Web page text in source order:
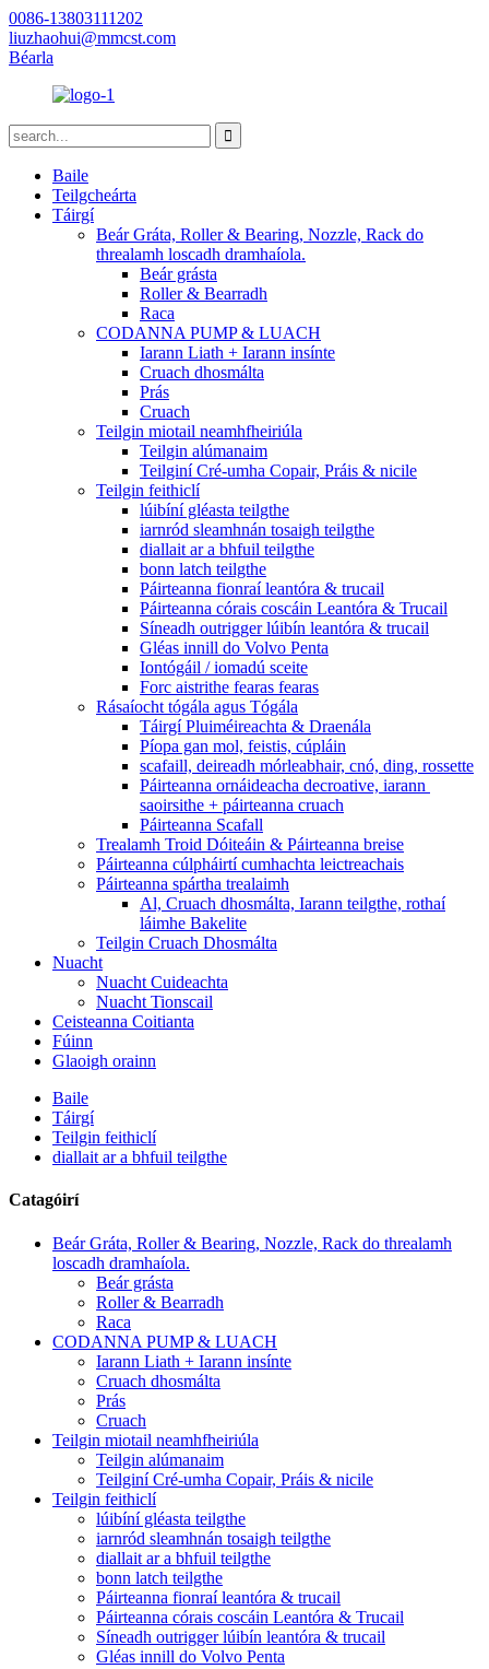
0086-13803111202
liuzhaohui@mmcst.com
Béarla
Baile
Teilgcheárta
Táirgí
Beár Gráta, Roller & Bearing, Nozzle, Rack do
threalamh loscadh dramhaíola.
Beár grásta
Roller & Bearradh
Raca
CODANNA PUMP & LUACH
Iarann ​​Liath + Iarann ​​insínte
Cruach dhosmálta
Prás
Cruach
Teilgin miotail neamhfheiriúla
Teilgin alúmanaim
Teilginí Cré-umha Copair, Práis & nicile
Teilgin feithiclí
lúibíní gléasta teilgthe
iarnród sleamhnán tosaigh teilgthe
diallait ar a bhfuil teilgthe
bonn latch teilgthe
Páirteanna fionraí leantóra & trucail
Páirteanna córais coscáin Leantóra & Trucail
Síneadh outrigger lúibín leantóra & trucail
Gléas innill do Volvo Penta
Iontógáil / iomadú sceite
Forc aistrithe fearas fearas
Rásaíocht tógála agus Tógála
Táirgí Pluiméireachta & Draenála
Píopa gan mol, feistis, cúpláin
scafaill, deireadh mórleabhair, cnó, ding, rossette
Páirteanna ornáideacha decroative, iarann ​​
saoirsithe + páirteanna cruach
Páirteanna Scafall
Trealamh Troid Dóiteáin & Páirteanna breise
Páirteanna cúlpháirtí cumhachta leictreachais
Páirteanna spártha trealaimh
Al, Cruach dhosmálta, Iarann ​​teilgthe, rothaí
láimhe Bakelite
Teilgin Cruach Dhosmálta
Nuacht
Nuacht Cuideachta
Nuacht Tionscail
Ceisteanna Coitianta
Fúinn
Glaoigh orainn
Baile
Táirgí
Teilgin feithiclí
diallait ar a bhfuil teilgthe
Catagóirí
Beár Gráta, Roller & Bearing, Nozzle, Rack do threalamh
loscadh dramhaíola.
Beár grásta
Roller & Bearradh
Raca
CODANNA PUMP & LUACH
Iarann ​​Liath + Iarann ​​insínte
Cruach dhosmálta
Prás
Cruach
Teilgin miotail neamhfheiriúla
Teilgin alúmanaim
Teilginí Cré-umha Copair, Práis & nicile
Teilgin feithiclí
lúibíní gléasta teilgthe
iarnród sleamhnán tosaigh teilgthe
diallait ar a bhfuil teilgthe
bonn latch teilgthe
Páirteanna fionraí leantóra & trucail
Páirteanna córais coscáin Leantóra & Trucail
Síneadh outrigger lúibín leantóra & trucail
Gléas innill do Volvo Penta